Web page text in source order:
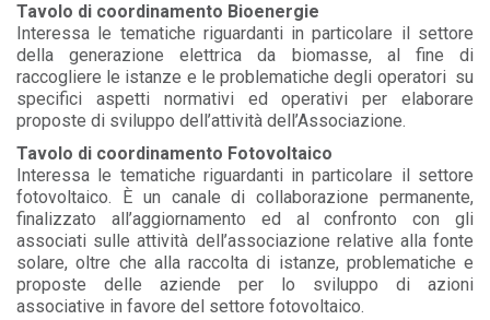
Tavolo di coordinamento Bioenergie
Interessa le tematiche riguardanti in particolare il settore
della generazione elettrica da biomasse, al fine di
raccogliere le istanze e le problematiche degli operatori su
specifici aspetti normativi ed operativi per elaborare
proposte di sviluppo dell’attività dell’Associazione.
Tavolo di coordinamento Fotovoltaico
Interessa le tematiche riguardanti in particolare il settore
fotovoltaico. È un canale di collaborazione permanente,
finalizzato all’aggiornamento ed al confronto con gli
associati sulle attività dell’associazione relative alla fonte
solare, oltre che alla raccolta di istanze, problematiche e
proposte delle aziende per lo sviluppo di azioni
associative in favore del settore fotovoltaico.